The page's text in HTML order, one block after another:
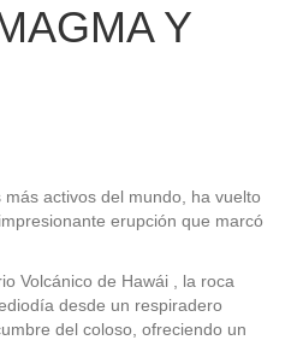
Y
activos del mundo, ha vuelto
erupción que marcó
Volcánico de Hawái , la roca
desde un respiradero
del coloso, ofreciendo un